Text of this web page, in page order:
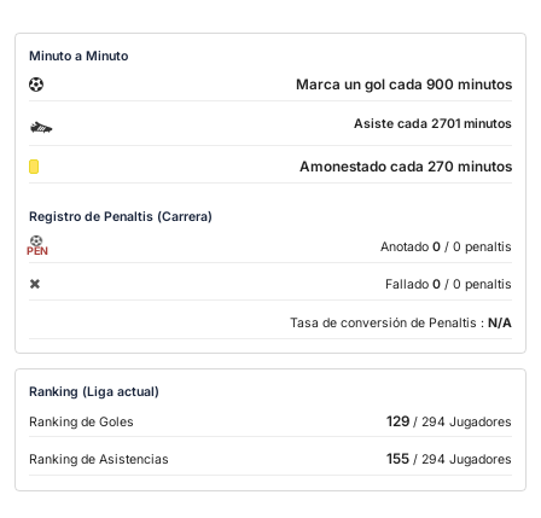
Minuto a Minuto
Marca un gol cada 900 minutos
Asiste cada 2701 minutos
Amonestado cada 270 minutos
Registro de Penaltis (Carrera)
PEN Anotado 0 / 0 penaltis
Fallado 0 / 0 penaltis
Tasa de conversión de Penaltis : N/A
Ranking (Liga actual)
Ranking de Goles
129/ 294 Jugadores
Ranking de Asistencias 155/ 294 Jugadores